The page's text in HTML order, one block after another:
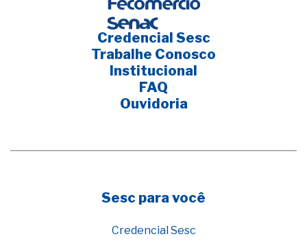
Credencial Sesc
Trabalhe Conosco
Institucional
FAQ
Ouvidoria
Sesc para você
Credencial Sesc